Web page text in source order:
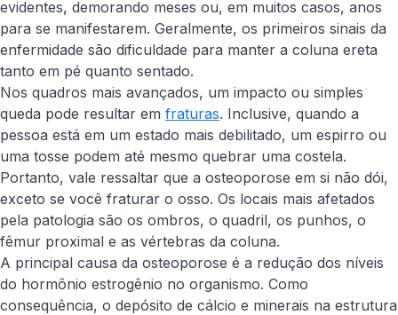
evidentes, demorando meses ou, em muitos casos, anos
para se manifestarem. Geralmente, os primeiros sinais da
enfermidade são dificuldade para manter a coluna ereta
tanto em pé quanto sentado.
Nos quadros mais avançados, um impacto ou simples
queda pode resultar em fraturas. Inclusive, quando a
pessoa está em um estado mais debilitado, um espirro ou
uma tosse podem até mesmo quebrar uma costela.
Portanto, vale ressaltar que a osteoporose em si não dói,
exceto se você fraturar o osso. Os locais mais afetados
pela patologia são os ombros, o quadril, os punhos, o
fêmur proximal e as vértebras da coluna.
A principal causa da osteoporose é a redução dos níveis
do hormônio estrogênio no organismo. Como
consequência, o depósito de cálcio e minerais na estrutura